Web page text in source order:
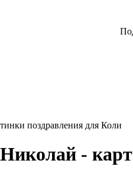
поздравления для Коли
-